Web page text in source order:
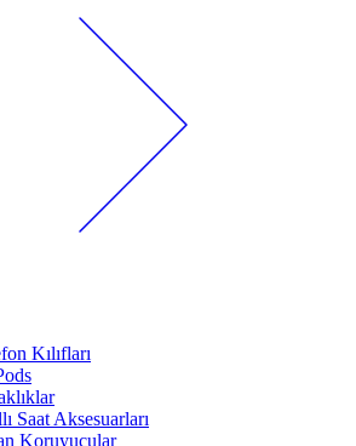
Kılıfları
Saat Aksesuarları
Koruyucular